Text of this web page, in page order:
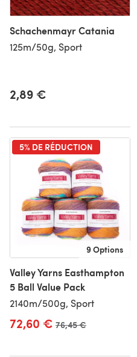
Schachenmayr Catania
125m/50g, Sport
2,89 €
5% DE RÉDUCTION
9 Options
Valley Yarns Easthampton
5 Ball Value Pack
2140m/500g, Sport
72,60 € Ancien prix
76,45 €